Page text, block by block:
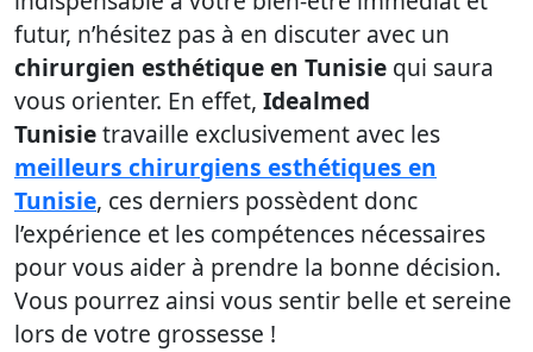
futur, n’hésitez pas à en discuter avec un
chirurgien esthétique en Tunisie qui saura
vous orienter. En effet, Idealmed
Tunisietravaille exclusivement avec les
meilleurs chirurgiens esthétiques en
Tunisie, ces derniers possèdent donc
l’expérience et les compétences nécessaires
pour vous aider à prendre la bonne décision.
Vous pourrez ainsi vous sentir belle et sereine
lors de votre grossesse !